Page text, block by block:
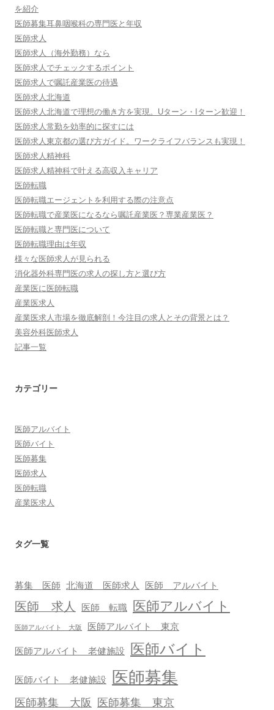
を紹介
医師募集耳鼻咽喉科の専門医と年収
医師求人
医師求人（海外勤務）なら
医師求人でチェックするポイント
医師求人で嘱託産業医の待遇
医師求人北海道
医師求人北海道で理想の働き方を実現。Uターン・Iターン歓迎！
医師求人常勤を効率的に探すには
医師求人東京都の選び方ガイド。ワークライフバランスも実現！
医師求人精神科
医師求人精神科で叶える高収入キャリア
医師転職
医師転職エージェントを利用する際の注意点
医師転職で産業医になるなら嘱託産業医？専業産業医？
医師転職と専門医について
医師転職理由は年収
様々な医師求人が見られる
消化器外科専門医の求人の探し方と選び方
産業医に医師転職
産業医求人
産業医求人市場を徹底解剖！今注目の求人とその背景とは？
美容外科医師求人
記事一覧
カテゴリー
医師アルバイト
医師バイト
医師募集
医師求人
医師転職
産業医求人
タグ一覧
募集 医師 北海道 医師求人 医師 アルバイト
医師 求人 医師 転職 医師アルバイト
医師アルバイト 大阪 医師アルバイト 東京
医師アルバイト 老健施設 医師バイト
医師バイト 老健施設 医師募集
医師募集 大阪 医師募集 東京